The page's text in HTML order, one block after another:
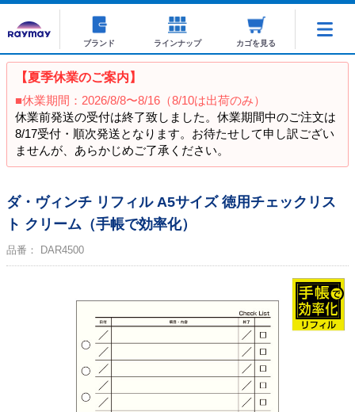
ブランド ラインナップ カゴを見る
【夏季休業のご案内】
■休業期間：2026/8/8〜8/16（8/10は出荷のみ）
休業前発送の受付は終了致しました。休業期間中のご注文は
8/17受付・順次発送となります。お待たせして申し訳ござい
ませんが、あらかじめご了承ください。
ダ・ヴィンチ リフィル A5サイズ 徳用チェックリス
ト クリーム（手帳で効率化）
品番： DAR4500